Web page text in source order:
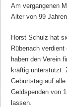
Am vergangenen
Alter von 99
Horst Schulz hat
Rübenach
haben den Verein
kräftig unterstützt.
Geburtstag auf
Geldspenden von
lassen.